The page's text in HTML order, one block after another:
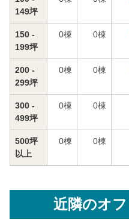
149坪
150 -
199坪
0棟 0棟
200 -
299坪
0棟 0棟
300 -
499坪
0棟 0棟
500坪
以上
0棟 0棟
近隣のオ